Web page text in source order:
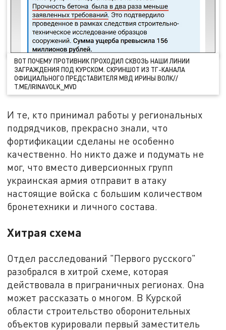
ВОТ ПОЧЕМУ ПРОТИВНИК ПРОХОДИЛ СКВОЗЬ НАШИ ЛИНИИ
ЗАГРАЖДЕНИЯ ПОД КУРСКОМ. СКРИНШОТ ИЗ ТГ-КАНАЛА
ОФИЦИАЛЬНОГО ПРЕДСТАВИТЕЛЯ МВД ИРИНЫ ВОЛК//
T.ME/IRINAVOLK_MVD
И те, кто принимал работы у региональных
подрядчиков, прекрасно знали, что
фортификации сделаны не особенно
качественно. Но никто даже и подумать не
мог, что вместо диверсионных групп
украинская армия отправит в атаку
настоящие войска с большим количеством
бронетехники и личного состава.
Хитрая схема
Отдел расследований "Первого русского"
разобрался в хитрой схеме, которая
действовала в приграничных регионах. Она
может рассказать о многом. В Курской
области строительство оборонительных
объектов курировали первый заместитель